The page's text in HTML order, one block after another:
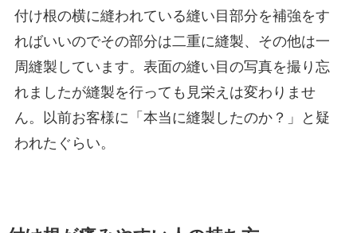
付け根の横に縫われている縫い目部分を補強をす
ればいいのでその部分は二重に縫製、その他は一
周縫製しています。表面の縫い目の写真を撮り忘
れましたが縫製を行っても見栄えは変わりませ
ん。以前お客様に「本当に縫製したのか？」と疑
われたぐらい。